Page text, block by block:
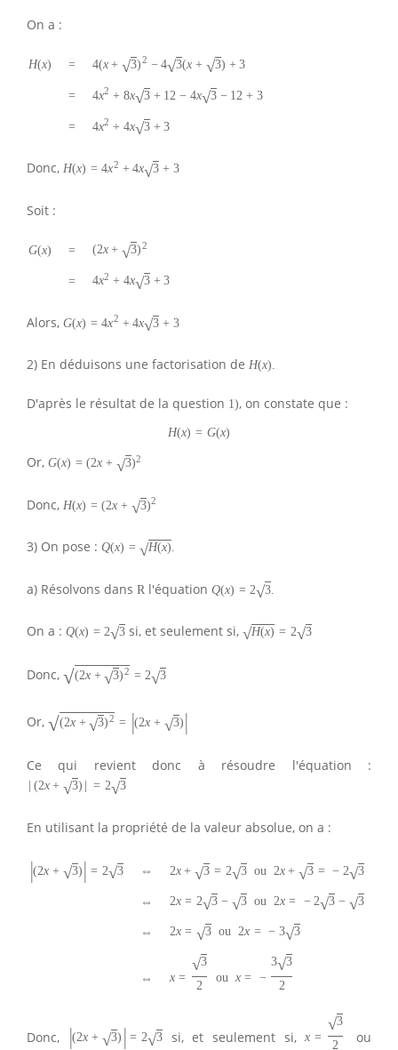
On a :
H(x) = 4(x + √3)2 − 4√3(x + √3) + 3
= 4x2 + 8x√3 + 12 − 4x√3 − 12 + 3
= 4x2 + 4x√3 + 3
Donc, H(x) = 4x2 + 4x√3 + 3
Soit :
G(x) = (2x + √3)2
= 4x2 + 4x√3 + 3
Alors, G(x) = 4x2 + 4x√3 + 3
2) En déduisons une factorisation de H(x).
D'après le résultat de la question 1), on constate que :
H(x) = G(x)
Or, G(x) = (2x + √3)2
Donc, H(x) = (2x + √3)2
3) On pose : Q(x) = √H(x).
a) Résolvons dans R l'équation Q(x) = 2√3
On a : Q(x) = 2√3 si, et seulement si,√H(x) = 2√3
Donc, √(2x + √3)2 = 2√3
Or, √(2x + √3)2 = |(2x + √3) |
Ce qui revient donc à résoudre l'équation :
(2x + √3) = 2√3
En utilisant la propriété de la valeur absolue, on a :
|(2x + √3) | = 2√3 ⇔ 2x + √3 = 2√3 ou 2x + √3 = − 2√3
⇔ 2x = 2√3 − √3 ou 2x = − 2√3 − √3
⇔ 2x = √3 ou 2x = − 3√3
⇔ x =
√3
2
ou x = −
3√3
2
Donc, |(2x + √3) | = 2√3si, et seulement si,x =
√3
2
ou